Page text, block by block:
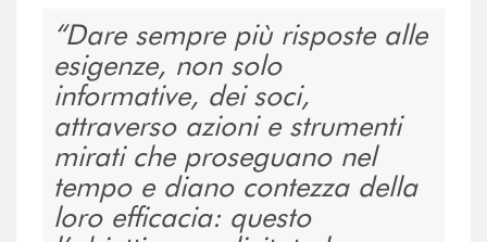
Dare sempre più risposte alle
esigenze, non solo
informative, dei soci,
attraverso azioni e strumenti
mirati che proseguano nel
tempo e diano contezza della
loro efficacia: questo